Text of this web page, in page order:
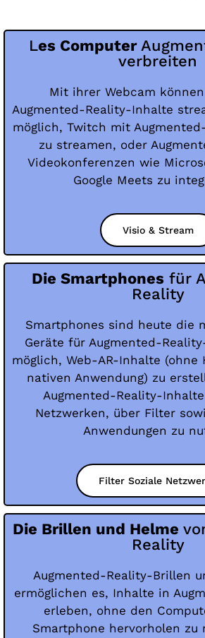
Les Computer
verbreiten
Mit ihrer Webcam
Augmented-Reality-Inhalte
möglich, Twitch mit
zu streamen, oder
Videokonferenzen wie
Google Meets zu
Visio & Stream
Die Smartphones für
Reality
Smartphones sind heute die
Geräte für Augmented-
möglich, Web-AR-Inhalte (ohne
nativen Anwendung) zu
Augmented-Reality-
Netzwerken, über Filter
Anwendungen zu
Filter Soziale
Die Brillen und Helme
Reality
Augmented-Reality-Brillen
ermöglichen es, Inhalte in
erleben, ohne den
Smartphone hervorholen zu